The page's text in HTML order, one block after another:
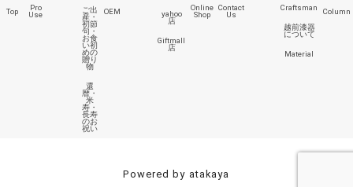
Top
Pro
Use
ご出
産・
初節
句・
お食
い初
めの
贈り
物
還
暦・
米
寿・
長寿
のお
祝い
OEM
yahoo
店
Giftmall
店
Online
Shop
Contact
Us
Craftsman
越前漆器
について
Material
Column
Powered by atakaya